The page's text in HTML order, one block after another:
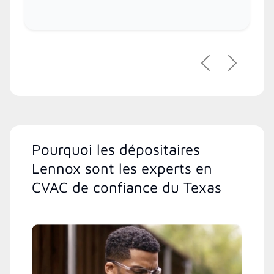
PrécédentSuivant
Pourquoi les dépositaires
Lennox sont les experts en
CVAC de confiance du Texas